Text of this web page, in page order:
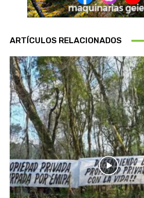
ARTÍCULOS RELACIONADOS